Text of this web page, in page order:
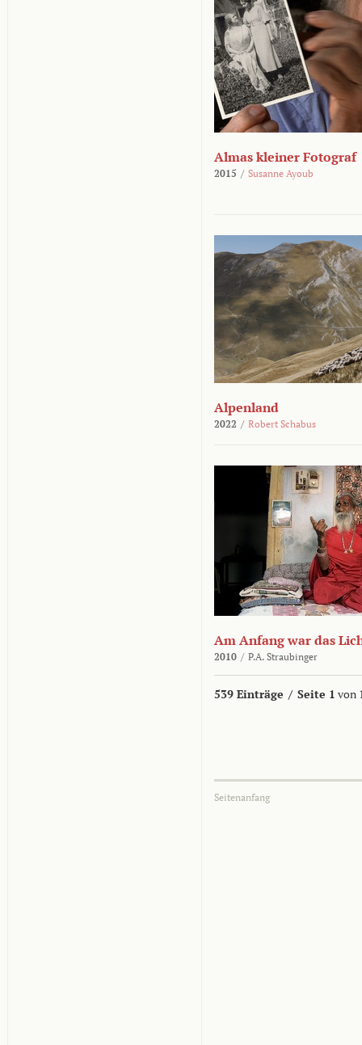
Almas kleiner Fotograf
2015 / Susanne Ayoub
Alpenland
2022 / Robert Schabus
Am Anfang war das
2010 / P.A. Straubinger
539 Einträge / Seite 1 von
Seitenanfang